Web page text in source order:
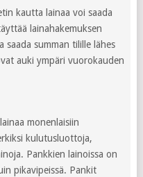
kautta lainaa voi saada
lainahakemuksen
saada summan tilille lähes
auki ympäri vuorokauden
monenlaisiin
kulutusluottoja,
Pankkien lainoissa on
pikavipeissä. Pankit